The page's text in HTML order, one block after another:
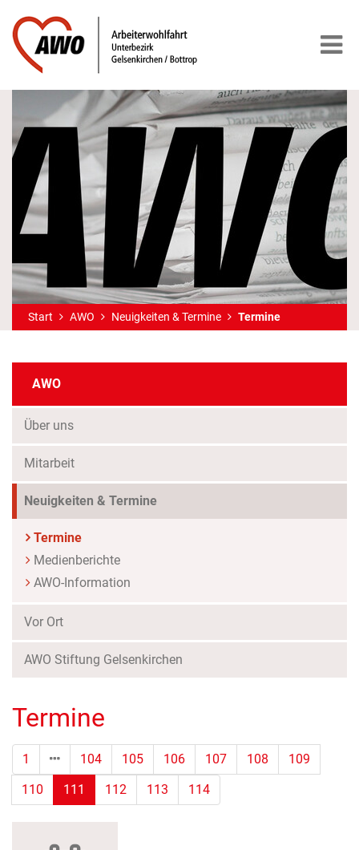
Start AWO Neuigkeiten & Termine Termine
AWO
Über uns
Mitarbeit
Neuigkeiten & Termine
Termine(Standort)
Medienberichte
AWO-Information
Vor Ort
AWO Stiftung Gelsenkirchen
Termine
1 104 105 106 107 108
109
110
111 (Standort)
112 113 114